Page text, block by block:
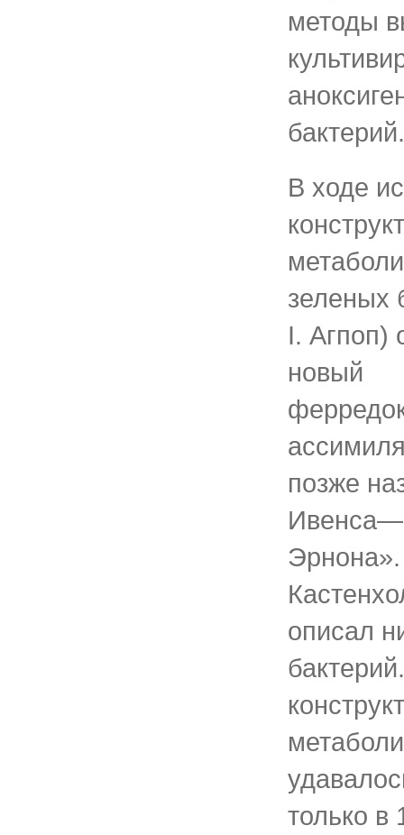
методы
бактерий.
В ходе
зеленых
I. Агпоп)
новый
позже
описал
только в